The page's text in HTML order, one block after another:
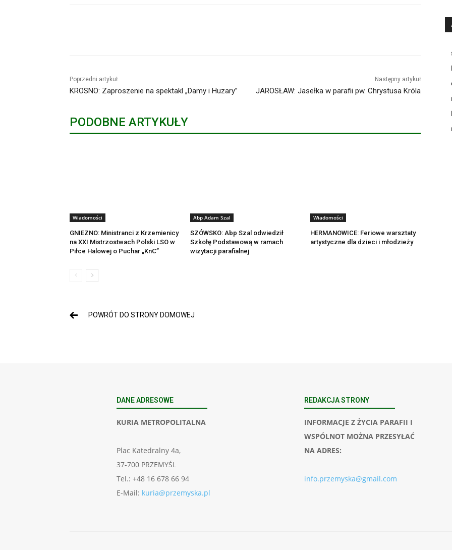
Poprzedni artykuł
KROSNO: Zaproszenie na spektakl „Damy i Huzary”
Następny artykuł
JAROSŁAW: Jasełka w parafii pw. Chrystusa Króla
PODOBNE ARTYKUŁY
Wiadomości
GNIEZNO: Ministranci z Krzemienicy
na XXI Mistrzostwach Polski LSO w
Piłce Halowej o Puchar „KnC”
Abp Adam Szal
SZÓWSKO: Abp Szal odwiedził
Szkołę Podstawową w ramach
wizytacji parafialnej
Wiadomości
HERMANOWICE: Feriowe warsztaty
artystyczne dla dzieci i młodzieży
POWRÓT DO STRONY DOMOWEJ
DANE ADRESOWE
KURIA METROPOLITALNA
Plac Katedralny 4a,
37-700 PRZEMYŚL
Tel.: +48 16 678 66 94
E-Mail: kuria@przemyska.pl
REDAKCJA STRONY
INFORMACJE Z ŻYCIA PARAFII I
WSPÓLNOT MOŻNA PRZESYŁAĆ
NA ADRES:
info.przemyska@gmail.com